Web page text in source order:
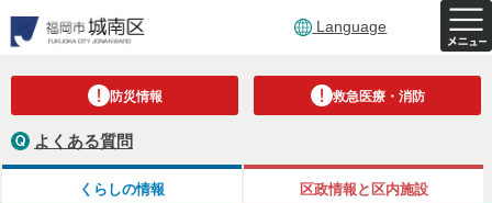
Language
防災情報 救急医療・消防
よくある質問
くらしの情報 区政情報と区内施設